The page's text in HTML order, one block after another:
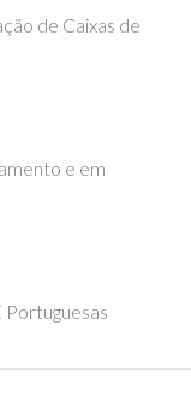
de Caixas de
e em